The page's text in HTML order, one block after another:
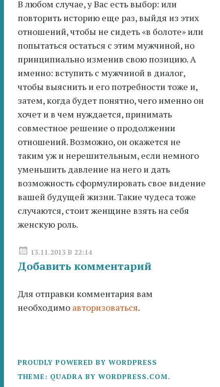
В любом случае, у Вас есть выбор: или
повторить историю еще раз, выйдя из этих
отношений, чтобы не сидеть «в болоте» или
попытаться остаться с этим мужчиной, но
принципиально изменив свою позицию. А
именно: вступить с мужчиной в диалог,
чтобы выяснить и его потребности тоже и,
затем, когда будет понятно, чего именно он
хочет и в чем нуждается, принимать
совместное решение о продолжении
отношений. Возможно, он окажется не
таким уж и нерешительным, если немного
уменьшить давление на него и дать
возможность сформулировать свое видение
вашей будущей жизни. Такие чудеса тоже
случаются, стоит женщине взять на себя
женскую роль.
13.11.2013 В 22:14
Добавить комментарий
Для отправки комментария вам
необходимо авторизоваться.
PROUDLY POWERED BY WORDPRESS
THEME: QUADRA BY WORDPRESS.COM.